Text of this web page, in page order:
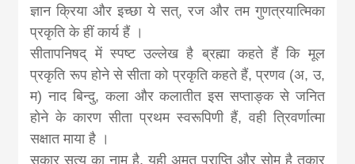
ज्ञान क्रिया और इच्छा ये सत्, रज और तम गुणत्रयात्मिका
प्रकृति के हीं कार्य हैं ।
सीतापनिषद् में स्पष्ट उल्लेख है ब्रह्मा कहते हैं कि मूल
प्रकृति रूप होने से सीता को प्रकृति कहते हैं, प्रणव (अ, उ,
म) नाद बिन्दु, कला और कलातीत इस सप्ताङ्क से जनित
होने के कारण सीता प्रथम स्वरूपिणी हैं, वही त्रिवर्णात्मा
सक्षात माया है ।
सकार सत्य का नाम है, यही अमृत प्राप्ति और सोम है तकार